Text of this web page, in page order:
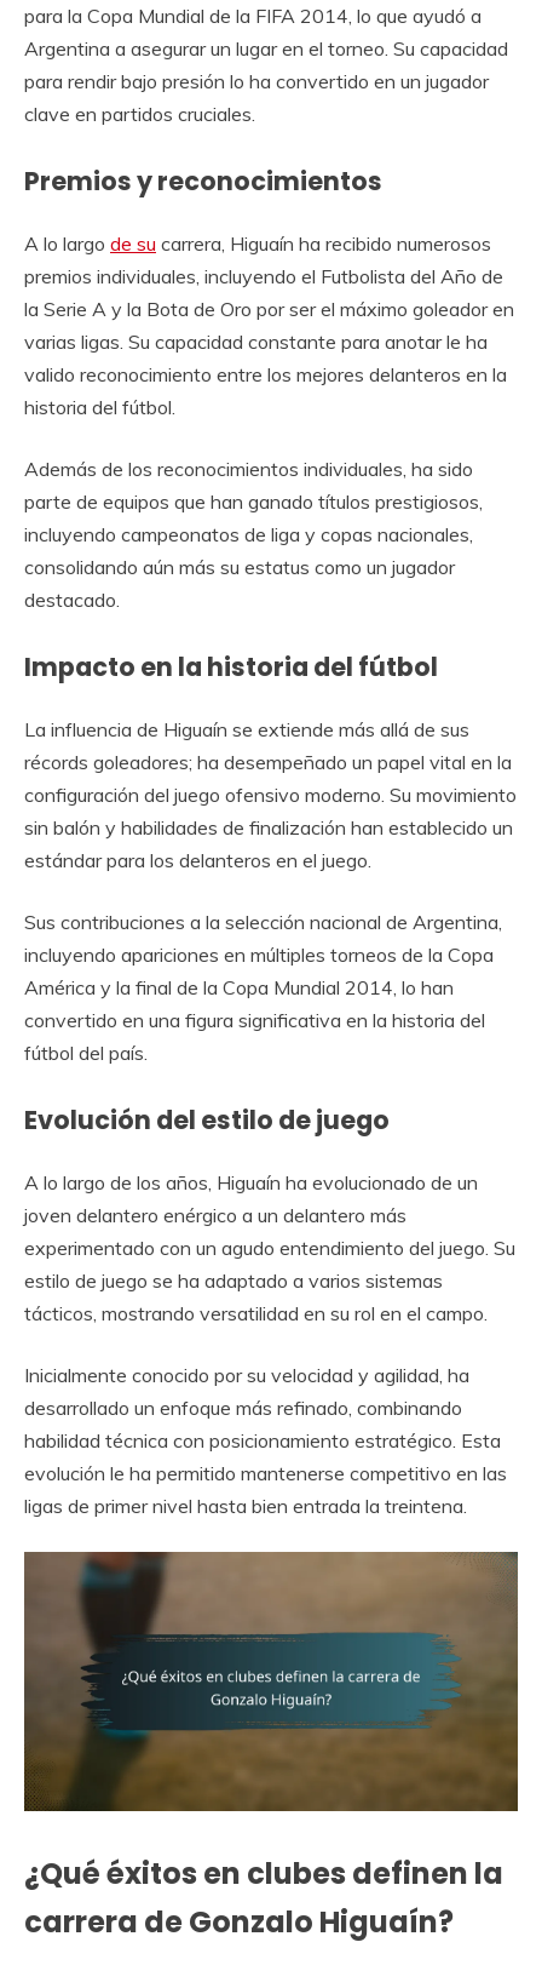
para la Copa Mundial de la FIFA 2014, lo que ayudó a
Argentina a asegurar un lugar en el torneo. Su capacidad
para rendir bajo presión lo ha convertido en un jugador
clave en partidos cruciales.
Premios y reconocimientos
A lo largo de su carrera, Higuaín ha recibido numerosos
premios individuales, incluyendo el Futbolista del Año de
la Serie A y la Bota de Oro por ser el máximo goleador en
varias ligas. Su capacidad constante para anotar le ha
valido reconocimiento entre los mejores delanteros en la
historia del fútbol.
Además de los reconocimientos individuales, ha sido
parte de equipos que han ganado títulos prestigiosos,
incluyendo campeonatos de liga y copas nacionales,
consolidando aún más su estatus como un jugador
destacado.
Impacto en la historia del fútbol
La influencia de Higuaín se extiende más allá de sus
récords goleadores; ha desempeñado un papel vital en la
configuración del juego ofensivo moderno. Su movimiento
sin balón y habilidades de finalización han establecido un
estándar para los delanteros en el juego.
Sus contribuciones a la selección nacional de Argentina,
incluyendo apariciones en múltiples torneos de la Copa
América y la final de la Copa Mundial 2014, lo han
convertido en una figura significativa en la historia del
fútbol del país.
Evolución del estilo de juego
A lo largo de los años, Higuaín ha evolucionado de un
joven delantero enérgico a un delantero más
experimentado con un agudo entendimiento del juego. Su
estilo de juego se ha adaptado a varios sistemas
tácticos, mostrando versatilidad en su rol en el campo.
Inicialmente conocido por su velocidad y agilidad, ha
desarrollado un enfoque más refinado, combinando
habilidad técnica con posicionamiento estratégico. Esta
evolución le ha permitido mantenerse competitivo en las
ligas de primer nivel hasta bien entrada la treintena.
¿Qué éxitos en clubes definen la
carrera de Gonzalo Higuaín?